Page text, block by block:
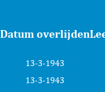
Datum overlijden
13-3-1943
13-3-1943